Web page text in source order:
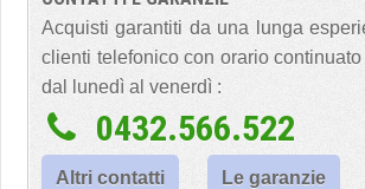
Acquisti garantiti da una lunga
clienti telefonico con orario
dal lunedì al venerdì :
0432.566.522
Altri contatti Le garanzie